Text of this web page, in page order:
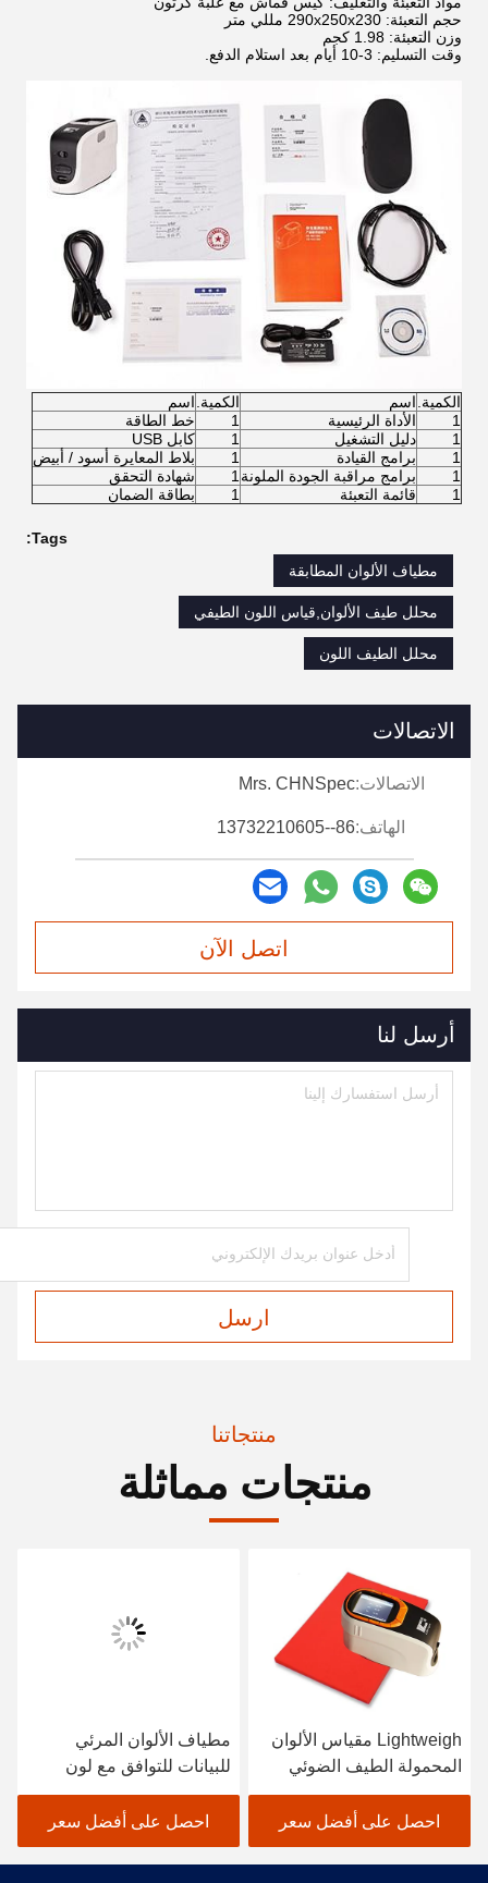
حجم التعبئة: 290x250x230 مللي متر
وزن التعبئة: 1.98 كجم
وقت التسليم: 3-10 أيام بعد استلام الدفع.
الكمية. اسم الكمية. اسم
1
الأداة الرئيسية 1
خط الطاقة
1
دليل التشغيل 1
كابل USB
1
برامج القيادة 1
بلاط المعايرة أسود / أبيض
1
برامج مراقبة الجودة الملونة 1
شهادة التحقق
1
قائمة التعبئة 1 بطاقة الضمان
Tags:
مطياف الألوان المطابقة
محلل طيف الألوان,قياس اللون الطيفي
محلل الطيف اللون
الاتصالات
الاتصالات:Mrs. CHNSpec
الهاتف:86--13732210605
اتصل الآن
أرسل لنا
ارسل
منتجاتنا
منتجات مماثلة
Lightweigh مقياس الألوان
المحمولة الطيف الضوئي
الماسح الضوئي طلاء
السيارات
احصل على أفضل سعر
مطياف الألوان المرئي
للبيانات للتوافق مع لون
النسيج باللون الأسود
احصل على أفضل سعر